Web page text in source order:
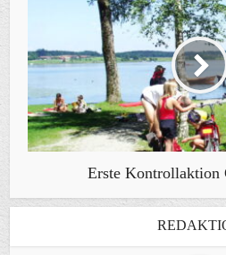
Erste Kontrollaktion